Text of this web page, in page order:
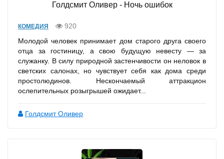
Голдсмит Оливер - Ночь ошибок
КОМЕДИЯ
920
Молодой человек принимает дом старого друга своего
отца за гостиницу, а свою будущую невесту — за
служанку. В силу природной застенчивости он неловок в
светских салонах, но чувствует себя как дома среди
простолюдинов. Нескончаемый аттракцион
ослепительных розыгрышей ожидает...
Голдсмит Оливер